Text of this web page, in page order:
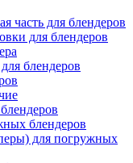
часть для блендеров
для блендеров
блендеров
блендеров
для погружных